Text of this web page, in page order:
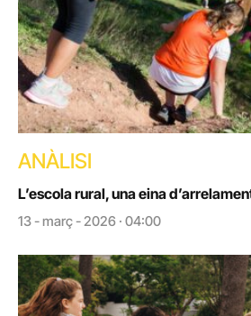
ANÀLISI
L’escola rural, una eina
13 - març - 2026 · 04:00